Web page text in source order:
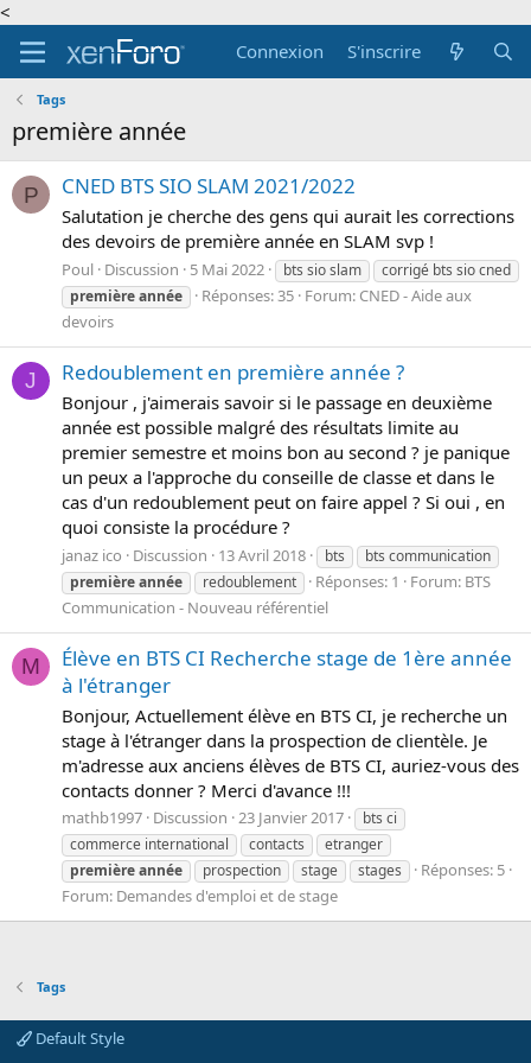
<
Connexion
S'inscrire
Tags
première année
P CNED BTS SIO SLAM 2021/2022
Salutation je cherche des gens qui aurait les corrections
des devoirs de première année en SLAM svp !
Poul Discussion 5 Mai 2022 bts sio slam
corrigé bts sio cned
premièreannée Réponses: 35 Forum: CNED - Aide aux
devoirs
J Redoublement en première année ?
Bonjour , j'aimerais savoir si le passage en deuxième
année est possible malgré des résultats limite au
premier semestre et moins bon au second ? je panique
un peux a l'approche du conseille de classe et dans le
cas d'un redoublement peut on faire appel ? Si oui , en
quoi consiste la procédure ?
janaz ico Discussion 13 Avril 2018 bts
bts communication
premièreannée redoublement Réponses: 1 Forum: BTS
Communication - Nouveau référentiel
M
Élève en BTS CI Recherche stage de 1ère année
à l'étranger
Bonjour, Actuellement élève en BTS CI, je recherche un
stage à l'étranger dans la prospection de clientèle. Je
m'adresse aux anciens élèves de BTS CI, auriez-vous des
contacts donner ? Merci d'avance !!!
mathb1997 Discussion 23 Janvier 2017
bts ci
commerce international
contacts
etranger
premièreannée prospection stage stages
Réponses: 5
Forum: Demandes d'emploi et de stage
Tags
Default Style